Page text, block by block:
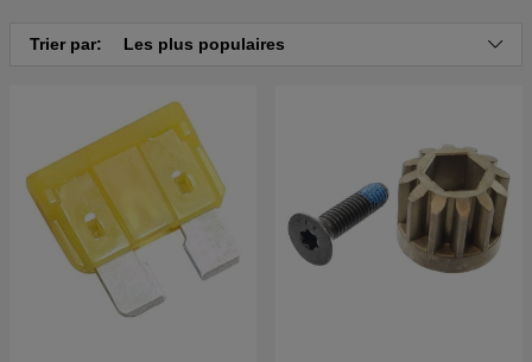
Trier par: Les plus populaires